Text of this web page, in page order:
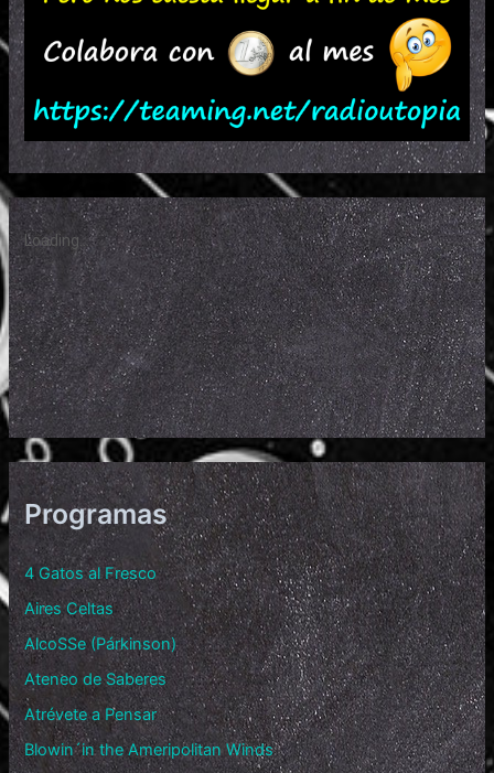
Programas
4 Gatos al Fresco
Aires Celtas
AlcoSSe (Párkinson)
Ateneo de Saberes
Atrévete a Pensar
Blowin´in the Ameripolitan Winds